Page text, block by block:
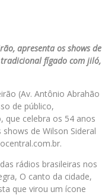
apresenta os shows de
tradicional fígado com jiló,
(Av. Antônio Abrahão
de público,
que celebra os 54 anos
de Wilson Sideral
rádios brasileiras nos
O canto da cidade,
que virou um ícone